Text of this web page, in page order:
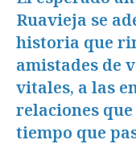
Ruavieja se
historia que
amistades de
vitales, a las
relaciones
tiempo que